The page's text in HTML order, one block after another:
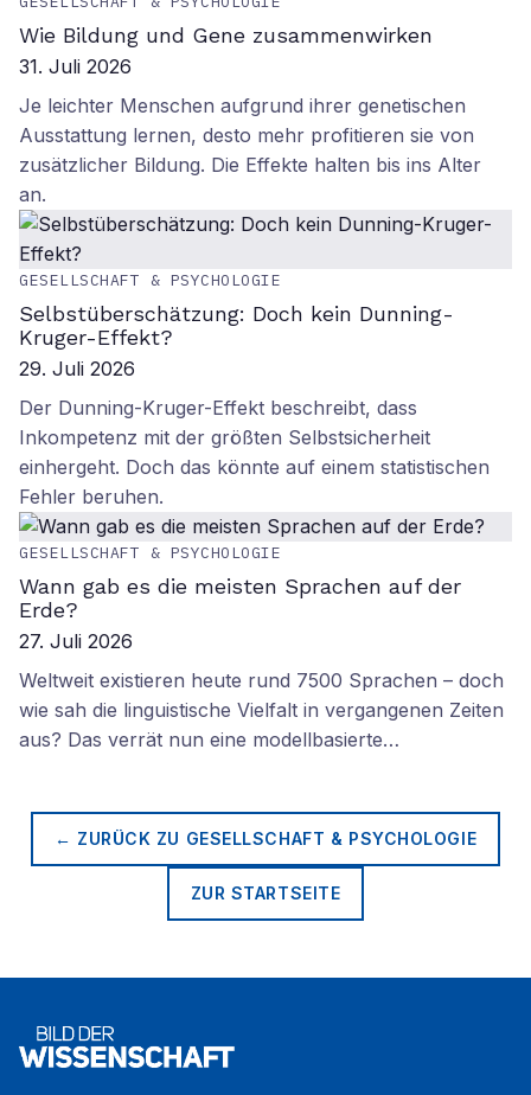
Wie Bildung und Gene zusammenwirken
31. Juli 2026
Je leichter Menschen aufgrund ihrer genetischen
Ausstattung lernen, desto mehr profitieren sie von
zusätzlicher Bildung. Die Effekte halten bis ins Alter
an.
GESELLSCHAFT & PSYCHOLOGIE
Selbstüberschätzung: Doch kein Dunning-
Kruger-Effekt?
29. Juli 2026
Der Dunning-Kruger-Effekt beschreibt, dass
Inkompetenz mit der größten Selbstsicherheit
einhergeht. Doch das könnte auf einem statistischen
Fehler beruhen.
GESELLSCHAFT & PSYCHOLOGIE
Wann gab es die meisten Sprachen auf der
Erde?
27. Juli 2026
Weltweit existieren heute rund 7500 Sprachen – doch
wie sah die linguistische Vielfalt in vergangenen Zeiten
aus? Das verrät nun eine modellbasierte…
← ZURÜCK ZU GESELLSCHAFT & PSYCHOLOGIE
ZUR STARTSEITE